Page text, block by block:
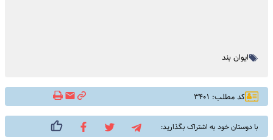
ایوان بند
کد مطلب: ۳۴۰۱
با دوستان خود به اشتراک بگذارید: